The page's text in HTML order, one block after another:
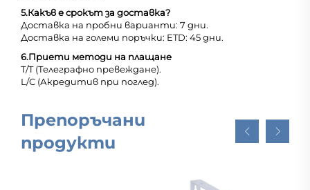
5.Какъв е срокът за доставка?
Доставка на пробни варианти: 7 дни.
Доставка на големи поръчки: ETD: 45 дни.
6.Приети методи на плащане
T/T (Телеграфно превеждане).
L/C (Акредитив при поглед).
Препоръчани
продукти